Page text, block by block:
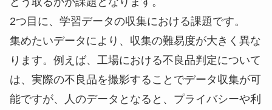
2つ目に、学習データの収集における課題です。
集めたいデータにより、収集の難易度が大きく異な
ります。例えば、工場における不良品判定について
は、実際の不良品を撮影することでデータ収集が可
能ですが、人のデータとなると、プライバシーや利